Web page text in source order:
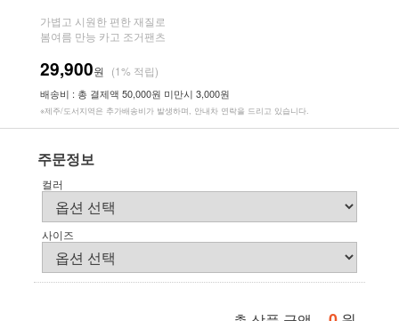
가볍고 시원한 편한 재질로
봄여름 만능 카고 조거팬츠
29,900원 (1% 적립)
배송비 : 총 결제액 50,000원 미만시 3,000원
※제주/도서지역은 추가배송비가 발생하며, 안내차 연락을 드리고 있습니다.
주문정보
컬러
사이즈